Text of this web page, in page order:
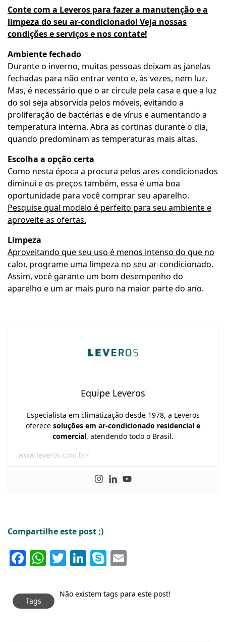
Conte com a Leveros para fazer a manutenção e a
limpeza do seu ar-condicionado! Veja nossas
condições e serviços e nos contate!
Ambiente fechado
Durante o inverno, muitas pessoas deixam as janelas
fechadas para não entrar vento e, às vezes, nem luz.
Mas, é necessário que o ar circule pela casa e que a luz
do sol seja absorvida pelos móveis, evitando a
proliferação de bactérias e de vírus e aumentando a
temperatura interna. Abra as cortinas durante o dia,
quando predominam as temperaturas mais altas.
Escolha a opção certa
Como nesta época a procura pelos ares-condicionados
diminui e os preços também, essa é uma boa
oportunidade para você comprar seu aparelho.
Pesquise qual modelo é perfeito para seu ambiente e
aproveite as ofertas.
Limpeza
Aproveitando que seu uso é menos intenso do que no
calor, programe uma limpeza no seu ar-condicionado.
Assim, você garante um bom desempenho do
aparelho e um ar mais puro na maior parte do ano.
Equipe Leveros
Especialista em climatização desde 1978, a Leveros
oferece soluções em ar-condicionado residencial e
comercial, atendendo todo o Brasil.
www.leveros.com.br/
Compartilhe este post ;)
Facebook
WhatsApp
Twitter
LinkedIn
Skype
Tags
Não existem tags para este post!